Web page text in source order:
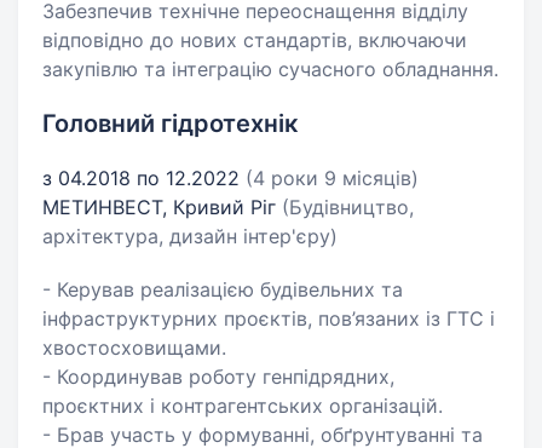
Забезпечив технічне переоснащення відділу
відповідно до нових стандартів, включаючи
закупівлю та інтеграцію сучасного обладнання.
Головний гідротехнік
з 04.2018 по 12.2022 (4 роки 9 місяців)
МЕТИНВЕСТ, Кривий Ріг (Будівництво,
архітектура, дизайн інтер'єру)
- Керував реалізацією будівельних та
інфраструктурних проєктів, пов’язаних із ГТС і
хвостосховищами.
- Координував роботу генпідрядних,
проєктних і контрагентських організацій.
- Брав участь у формуванні, обґрунтуванні та